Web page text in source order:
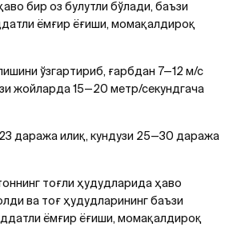
бир оз булутли бўлади, баъзи
ёмғир ёғиши, момақалдироқ
ўзгартириб, ғарбдан 7—12 м/с
жойларда 15—20 метр/секундгача
даража илиқ, кундузи 25—30 даража
тоғли ҳудудларида ҳаво
ва тоғ ҳудудларининг баъзи
ёмғир ёғиши, момақалдироқ